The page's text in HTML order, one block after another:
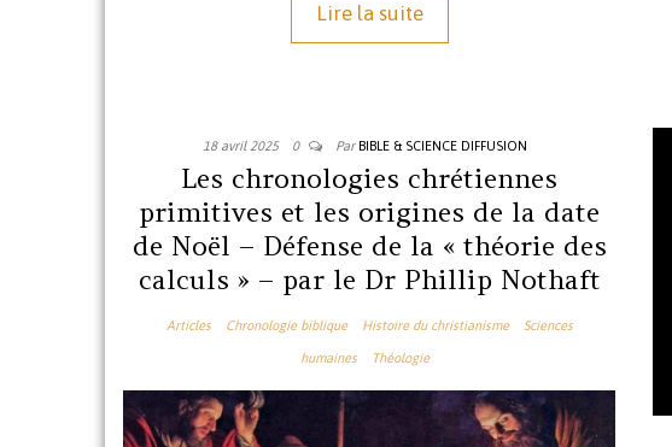
Lire la suite
18 avril 2025 0 Par BIBLE & SCIENCE DIFFUSION
Les chronologies chrétiennes
primitives et les origines de la date
de Noël – Défense de la « théorie des
calculs » – par le Dr Phillip Nothaft
Articles Chronologie biblique Histoire du christianisme Sciences
humaines Théologie